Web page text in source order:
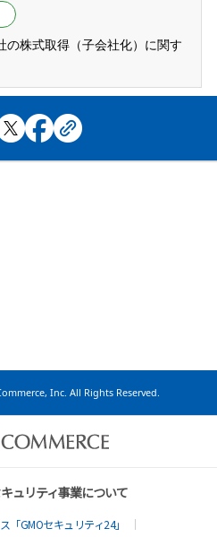
の株式取得（子会社化）に関す
Inc. All Rights Reserved.
ュリティ事業について
GMOセキュリティ24」